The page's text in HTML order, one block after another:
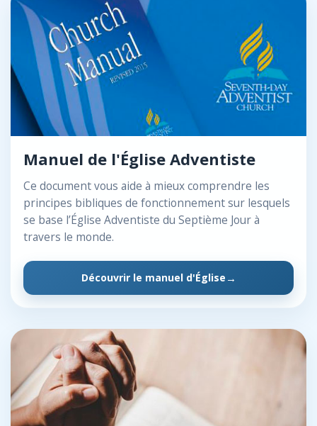
Manuel de l'Église Adventiste
Ce document vous aide à mieux comprendre les
principes bibliques de fonctionnement sur lesquels
se base l’Église Adventiste du Septième Jour à
travers le monde.
Découvrir le manuel d'Église